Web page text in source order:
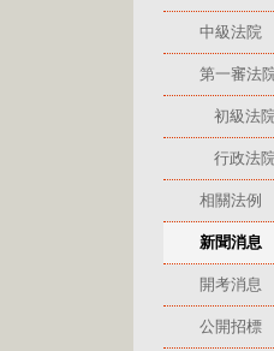
中級法院
第一審法
初級法
行政法
相關法例
新聞消息
開考消息
公開招標